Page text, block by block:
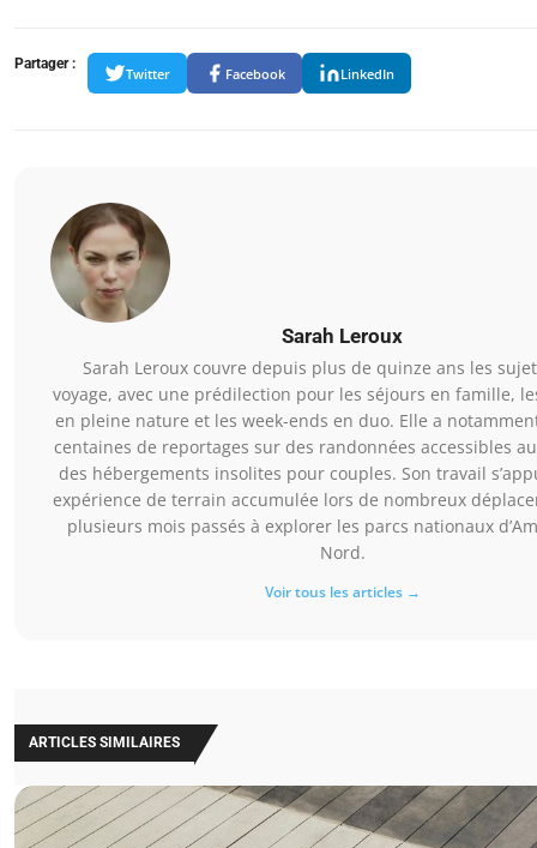
Partager :
Twitter Facebook LinkedIn
Sarah Leroux
Sarah Leroux couvre depuis plus de quinze ans les
voyage, avec une prédilection pour les séjours en famille,
en pleine nature et les week-ends en duo. Elle a
centaines de reportages sur des randonnées accessibles
des hébergements insolites pour couples. Son travail
expérience de terrain accumulée lors de nombreux
plusieurs mois passés à explorer les parcs nationaux
Nord.
Voir tous les articles →
ARTICLES SIMILAIRES